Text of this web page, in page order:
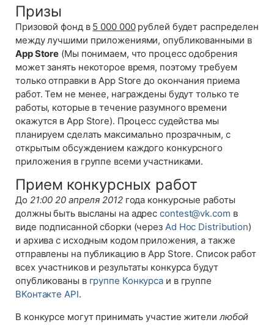
Призы
Призовой фонд в 5 000 000рублей будет распределен
между лучшими приложениями, опубликованными в
App Store (Мы понимаем, что процесс одобрения
может занять некоторое время, поэтому требуем
только отправки в App Store до окончания приема
работ. Тем не менее, награждены будут только те
работы, которые в течение разумного времени
окажутся в App Store). Процесс судейства мы
планируем сделать максимально прозрачным, с
открытым обсуждением каждого конкурсного
приложения в группе всеми участниками.
Прием конкурсных работ
До 21:00 20 апреля 2012года конкурсные работы
должны быть высланы на адресcontest@vk.com в
виде подписанной сборки (через Ad Hoc Distribution)
и архива с исходным кодом приложения, а также
отправлены на публикацию в App Store. Список работ
всех участников и результаты конкурса будут
опубликованы в группе Конкурса и в группе
ВКонтакте API.
В конкурсе могут принимать участие жителилюбой